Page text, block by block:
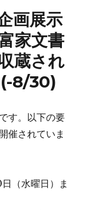
画展示
家文書
蔵され
8/30)
す。以下の要
催されていま
（水曜日）ま